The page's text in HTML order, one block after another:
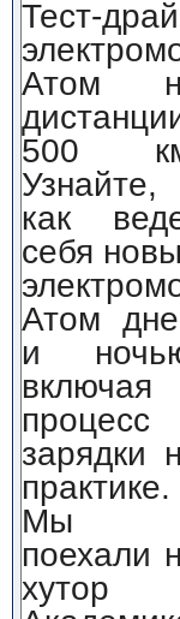
Тест-
Атом
500
Узнайте,
как
себя
Атом
и
включая
процесс
зарядки
практике.
Мы
поехали
хутор